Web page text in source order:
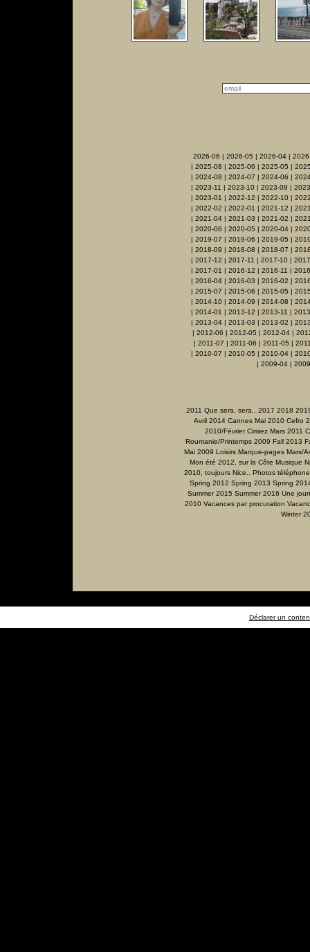
2026-06 | 2026-05 | 2026-04 |
| 2025-08 | 2025-06 | 2025-05 |
| 2024-08 | 2024-07 | 2024-06 |
| 2023-11 | 2023-10 | 2023-09 |
| 2023-01 | 2022-12 | 2022-10|
| 2022-02 | 2022-01 | 2021-12 |
| 2021-04| 2021-03 | 2021-02 |
| 2020-06 | 2020-05 | 2020-04 |
| 2019-07 | 2019-06 | 2019-05 |
| 2018-09 | 2018-08 | 2018-07 |
| 2017-12 | 2017-11 | 2017-10 |
| 2017-01 | 2016-12 | 2016-11 |
| 2016-04 | 2016-03 | 2016-02 |
| 2015-07 | 2015-06 | 2015-05 |
| 2014-10| 2014-09 | 2014-08 |
| 2014-01 | 2013-12 | 2013-11 |
| 2013-04 | 2013-03 | 2013-02 |
| 2012-06 | 2012-05 | 2012-04 |
| 2011-07 | 2011-06 | 2011-05 |
| 2010-07 | 2010-05 | 2010-04 |
| 2009-04 |
2011 Que sera, sera.. 2017 2018
Avril 2014 Cannes Mai 2010 Cefro
2010/Février Cimiez Mars 2011
Roumanie/Printemps 2009 Fall 2013
Mai 2009 Loisirs Marque-pages Mars/
Mon été 2012, sur la Côte Musique
2010, toujours Nice.. Photos téléphone
Spring 2012 Spring 2013 Spring
Summer 2015 Summer 2016 Une
2010 Vacances par procuration
Winter
Déclarer un